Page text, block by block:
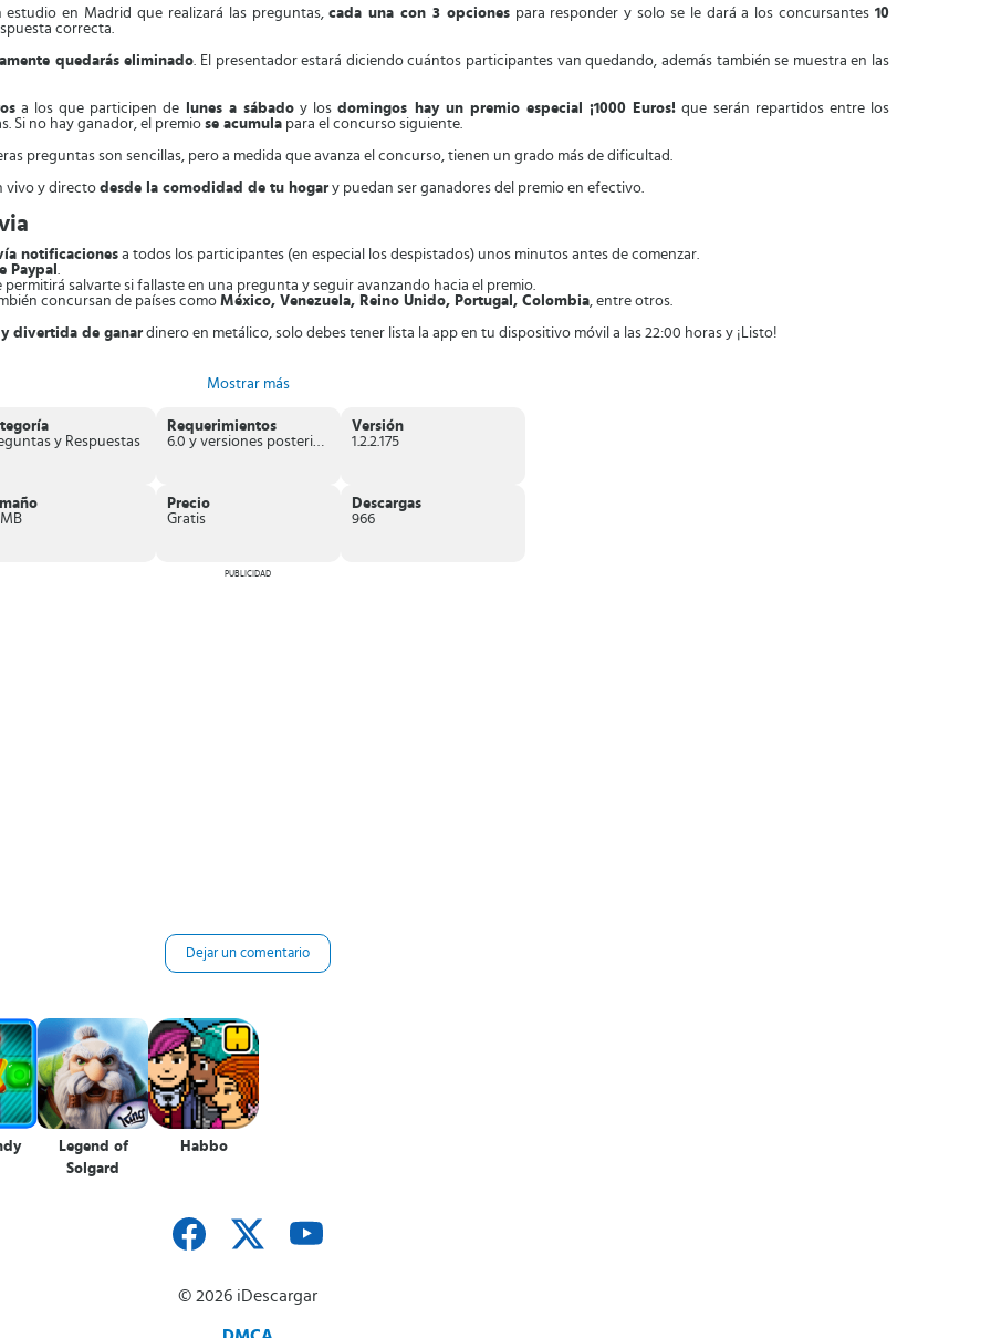
en Madrid que realizará las preguntas,cada una con 3 opcionespara responder y solo se le dará a los concursantes 10
correcta.
quedarás eliminado. El presentador estará diciendo cuántos participantes van quedando, además también se muestra en las
a los que participen de lunes a sábadoy losdomingos hay un premio especial ¡1000 Euros! que serán repartidos entre los
Si no hay ganador, el premio se acumula para el concurso siguiente.
preguntas son sencillas, pero a medida que avanza el concurso, tienen un grado más de dificultad.
vivo y directo desde la comodidad de tu hogar y puedan ser ganadores del premio en efectivo.
notificaciones a todos los participantes (en especial los despistados) unos minutos antes de comenzar.
Paypal .
permitirá salvarte si fallaste en una pregunta y seguir avanzando hacia el premio.
concursan de países como México, Venezuela, Reino Unido, Portugal, Colombia, entre otros.
divertida de ganar dinero en metálico, solo debes tener lista la app en tu dispositivo móvil a las 22:00 horas y ¡Listo!
Mostrar más
y Respuestas
Requerimientos
6.0 y versiones posteriores
Versión
1.2.2.175
Precio
Gratis
Descargas
966
PUBLICIDAD
Dejar un comentario
Legend of
Solgard
Habbo
© 2026 iDescargar